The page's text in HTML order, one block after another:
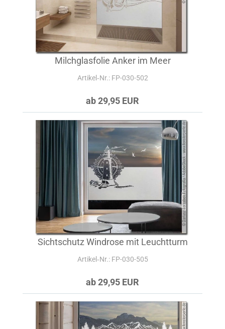
Milchglasfolie Anker im Meer
Artikel‑Nr.: FP-030-502
ab 29,95 EUR
Sichtschutz Windrose mit Leuchtturm
Artikel‑Nr.: FP-030-505
ab 29,95 EUR